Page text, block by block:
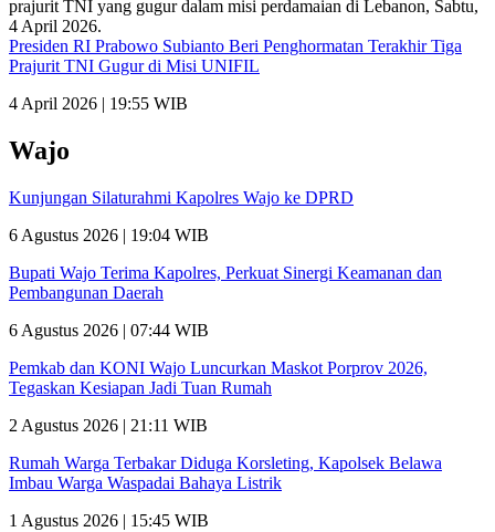
Presiden RI Prabowo Subianto Beri Penghormatan Terakhir Tiga
Prajurit TNI Gugur di Misi UNIFIL
4 April 2026 | 19:55 WIB
Wajo
Kunjungan Silaturahmi Kapolres Wajo ke DPRD
6 Agustus 2026 | 19:04 WIB
Bupati Wajo Terima Kapolres, Perkuat Sinergi Keamanan dan
Pembangunan Daerah
6 Agustus 2026 | 07:44 WIB
Pemkab dan KONI Wajo Luncurkan Maskot Porprov 2026,
Tegaskan Kesiapan Jadi Tuan Rumah
2 Agustus 2026 | 21:11 WIB
Rumah Warga Terbakar Diduga Korsleting, Kapolsek Belawa
Imbau Warga Waspadai Bahaya Listrik
1 Agustus 2026 | 15:45 WIB